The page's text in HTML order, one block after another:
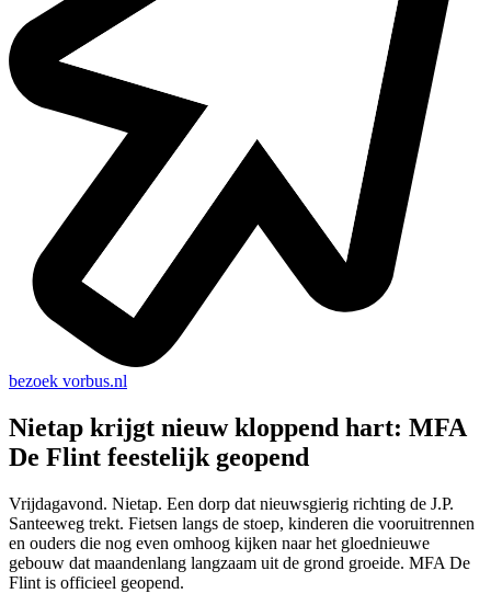
bezoek vorbus.nl
Nietap krijgt nieuw kloppend hart: MFA
De Flint feestelijk geopend
Vrijdagavond. Nietap. Een dorp dat nieuwsgierig richting de J.P.
Santeeweg trekt. Fietsen langs de stoep, kinderen die vooruitrennen
en ouders die nog even omhoog kijken naar het gloednieuwe
gebouw dat maandenlang langzaam uit de grond groeide. MFA De
Flint is officieel geopend.